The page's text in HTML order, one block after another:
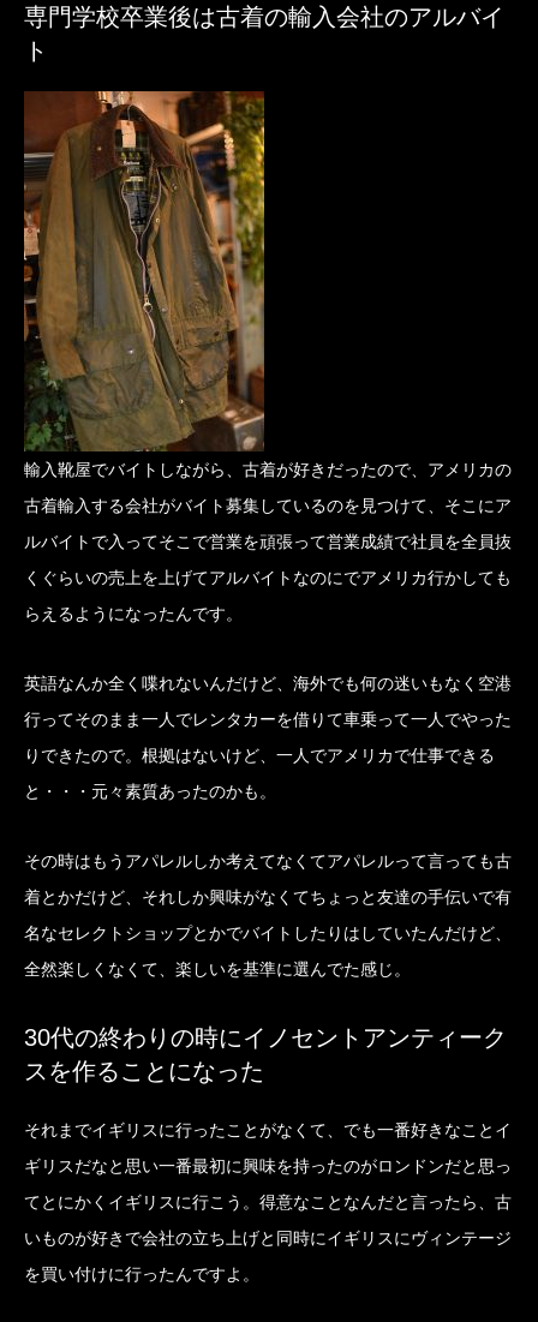
専門学校卒業後は古着の輸入会社のアルバイ
ト
輸入靴屋でバイトしながら、古着が好きだったので、アメリカの
古着輸入する会社がバイト募集しているのを見つけて、そこにア
ルバイトで入ってそこで営業を頑張って営業成績で社員を全員抜
くぐらいの売上を上げてアルバイトなのにでアメリカ行かしても
らえるようになったんです。
英語なんか全く喋れないんだけど、海外でも何の迷いもなく空港
行ってそのまま一人でレンタカーを借りて車乗って一人でやった
りできたので。根拠はないけど、一人でアメリカで仕事できる
と・・・元々素質あったのかも。
その時はもうアパレルしか考えてなくてアパレルって言っても古
着とかだけど、それしか興味がなくてちょっと友達の手伝いで有
名なセレクトショップとかでバイトしたりはしていたんだけど、
全然楽しくなくて、楽しいを基準に選んでた感じ。
30代の終わりの時にイノセントアンティーク
スを作ることになった
それまでイギリスに行ったことがなくて、でも一番好きなことイ
ギリスだなと思い一番最初に興味を持ったのがロンドンだと思っ
てとにかくイギリスに行こう。得意なことなんだと言ったら、古
いものが好きで会社の立ち上げと同時にイギリスにヴィンテージ
を買い付けに行ったんですよ。